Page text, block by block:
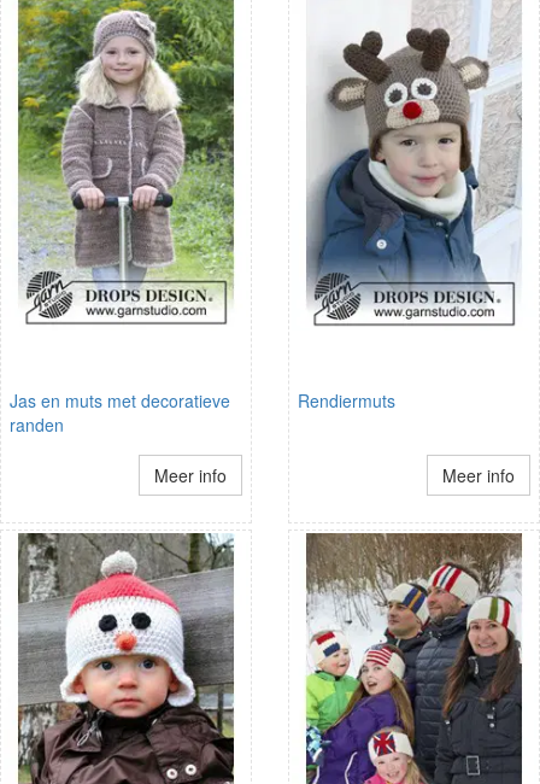
Jas en muts met decoratieve
randen
Meer info
Rendiermuts
Meer info